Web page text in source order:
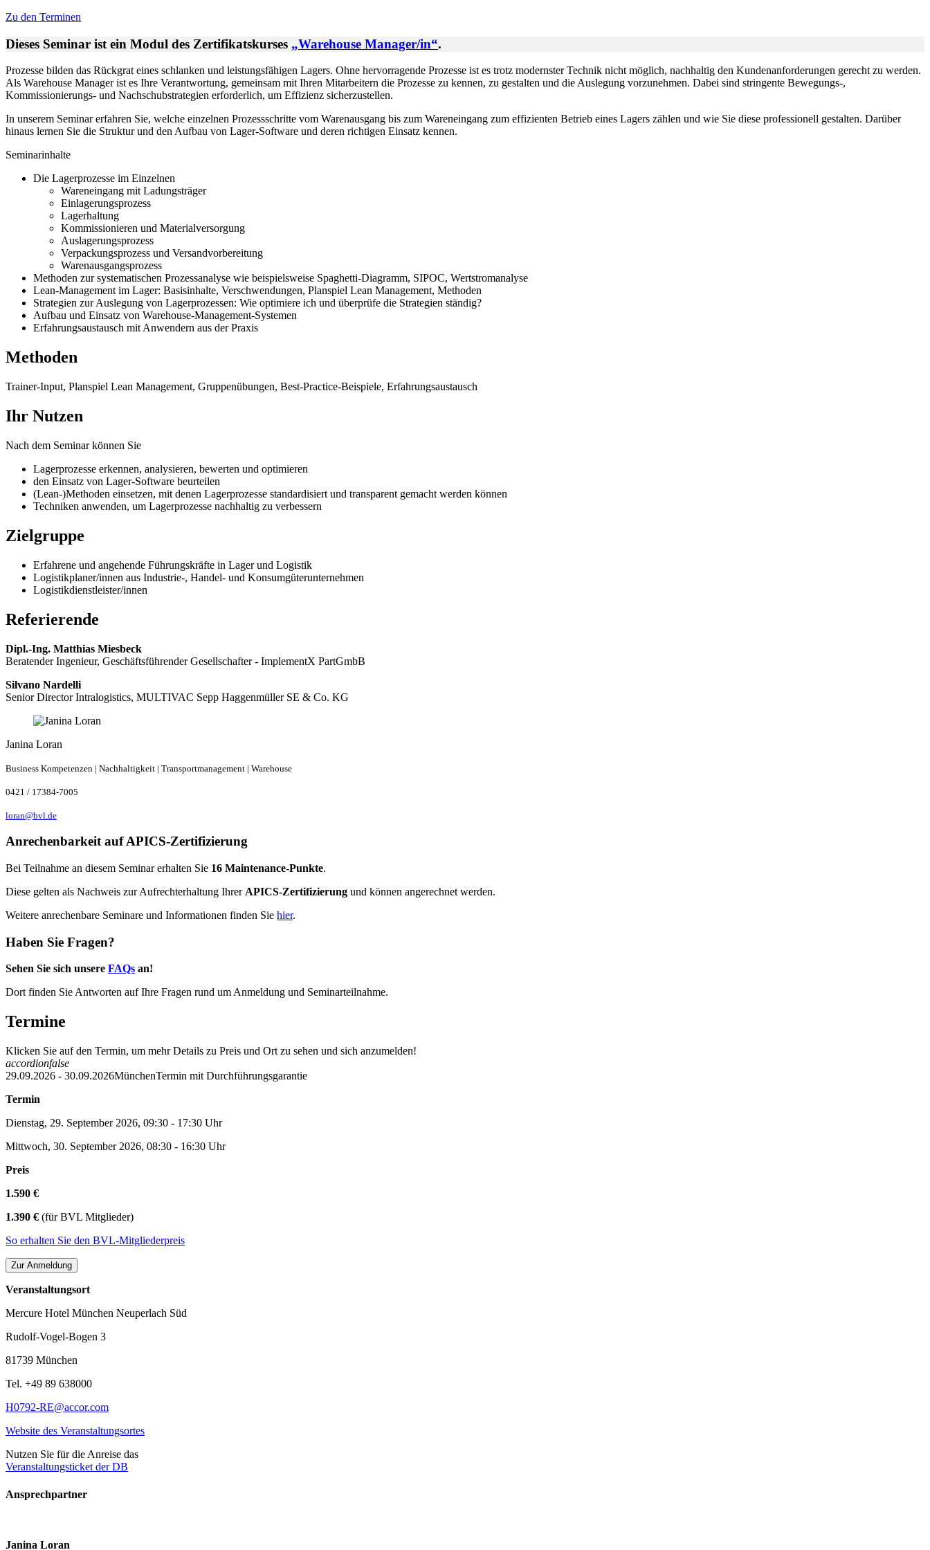
Zu den Terminen
Dieses Seminar ist ein Modul des Zertifikatskurses „Warehouse Manager/in“.
Prozesse bilden das Rückgrat eines schlanken und leistungsfähigen Lagers. Ohne hervorragende Prozesse ist es trotz modernster Technik nicht möglich, nachhaltig den Kundenanforderungen gerecht zu werden.
Als Warehouse Manager ist es Ihre Verantwortung, gemeinsam mit Ihren Mitarbeitern die Prozesse zu kennen, zu gestalten und die Auslegung vorzunehmen. Dabei sind stringente Bewegungs-,
Kommissionierungs- und Nachschubstrategien erforderlich, um Effizienz sicherzustellen.
In unserem Seminar erfahren Sie, welche einzelnen Prozessschritte vom Warenausgang bis zum Wareneingang zum effizienten Betrieb eines Lagers zählen und wie Sie diese professionell gestalten. Darüber
hinaus lernen Sie die Struktur und den Aufbau von Lager-Software und deren richtigen Einsatz kennen.
Seminarinhalte
Die Lagerprozesse im Einzelnen
Wareneingang mit Ladungsträger
Einlagerungsprozess
Lagerhaltung
Kommissionieren und Materialversorgung
Auslagerungsprozess
Verpackungsprozess und Versandvorbereitung
Warenausgangsprozess
Methoden zur systematischen Prozessanalyse wie beispielsweise Spaghetti-Diagramm, SIPOC, Wertstromanalyse
Lean-Management im Lager: Basisinhalte, Verschwendungen, Planspiel Lean Management, Methoden
Strategien zur Auslegung von Lagerprozessen: Wie optimiere ich und überprüfe die Strategien ständig?
Aufbau und Einsatz von Warehouse-Management-Systemen
Erfahrungsaustausch mit Anwendern aus der Praxis
Methoden
Trainer-Input, Planspiel Lean Management, Gruppenübungen, Best-Practice-Beispiele, Erfahrungsaustausch
Ihr Nutzen
Nach dem Seminar können Sie
Lagerprozesse erkennen, analysieren, bewerten und optimieren
den Einsatz von Lager-Software beurteilen
(Lean-)Methoden einsetzen, mit denen Lagerprozesse standardisiert und transparent gemacht werden können
Techniken anwenden, um Lagerprozesse nachhaltig zu verbessern
Zielgruppe
Erfahrene und angehende Führungskräfte in Lager und Logistik
Logistikplaner/innen aus Industrie-, Handel- und Konsumgüterunternehmen
Logistikdienstleister/innen
Referierende
Dipl.-Ing. Matthias Miesbeck
Beratender Ingenieur, Geschäftsführender Gesellschafter - ImplementX PartGmbB
Silvano Nardelli
Senior Director Intralogistics, MULTIVAC Sepp Haggenmüller SE & Co. KG
Janina Loran
Business Kompetenzen | Nachhaltigkeit | Transportmanagement | Warehouse
0421 / 17384-7005
loran@bvl.de
Anrechenbarkeit auf APICS-Zertifizierung
Bei Teilnahme an diesem Seminar erhalten Sie 16 Maintenance-Punkte.
Diese gelten als Nachweis zur Aufrechterhaltung Ihrer APICS-Zertifizierung und können angerechnet werden.
Weitere anrechenbare Seminare und Informationen finden Sie hier.
Haben Sie Fragen?
Sehen Sie sich unsere FAQs an!
Dort finden Sie Antworten auf Ihre Fragen rund um Anmeldung und Seminarteilnahme.
Termine
Klicken Sie auf den Termin, um mehr Details zu Preis und Ort zu sehen und sich anzumelden!
accordionfalse
29.09.2026 - 30.09.2026MünchenTermin mit Durchführungsgarantie
Termin
Dienstag, 29. September 2026, 09:30 - 17:30 Uhr
Mittwoch, 30. September 2026, 08:30 - 16:30 Uhr
Preis
1.590 €
1.390 € (für BVL Mitglieder)
So erhalten Sie den BVL-Mitgliederpreis
Veranstaltungsort
Mercure Hotel München Neuperlach Süd
Rudolf-Vogel-Bogen 3
81739 München
Tel. +49 89 638000
H0792-RE@accor.com
Website des Veranstaltungsortes
Nutzen Sie für die Anreise das
Veranstaltungsticket der DB
Ansprechpartner
Janina Loran